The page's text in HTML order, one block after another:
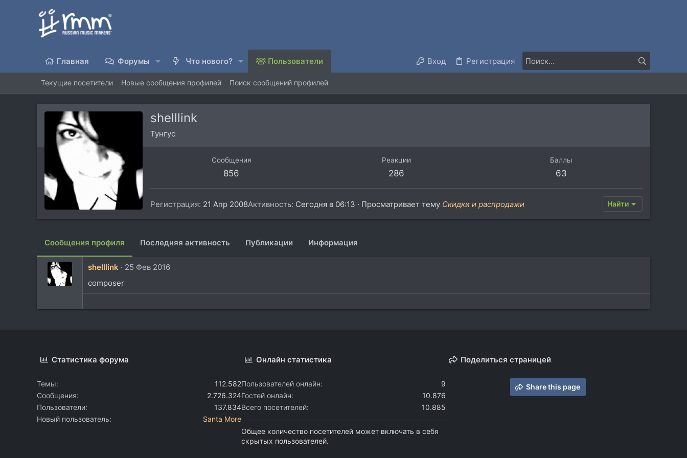
Главная Форумы Что нового? Пользователи Вход Регистрация
Текущие посетители Новые сообщения профилей Поиск сообщений профилей
shelllink
Тунгус
Сообщения
856
Реакции
286
Баллы
63
Регистрация 21 Апр 2008Активность Сегодня в 06:13 · Просматривает тему Скидки и распродажи Найти
Сообщения профиля Последняя активность Публикации Информация
shelllink
25 Фев 2016
composer
Статистика форума
Темы
112.582
Сообщения
2.726.324
Пользователи
137.834
Новый пользователь
Santa More
Онлайн статистика
Пользователей онлайн
9
Гостей онлайн
10.876
Всего посетителей
10.885
Общее количество посетителей может включать в себя
скрытых пользователей.
Поделиться страницей
Share this page